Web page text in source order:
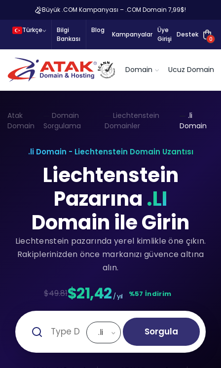
Büyük .COM Kampanyası – .COM Domain 7,99$!
Türkçe
Bilgi
Bankası
Blog
Kampanyalar
Üye
Girişi
Destek
0
Domain Ucuz Domain
Atak
Domain
Domain
Sorgulama
Liechtenstein
Domainler
.li
Domain
.li Domain - Liechtenstein Domain Uzantısı
Liechtenstein
Pazarına .LI
Domain ile Girin
Liechtenstein pazarında yerel kimlikle öne çıkın.
Rakiplerinizden önce markanızı güvence altına
alın.
$49.81$21,42 / yıl %57 İndirim
.li Sorgula